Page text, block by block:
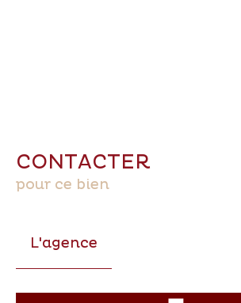
CONTACTER
pour ce bien
L'agence